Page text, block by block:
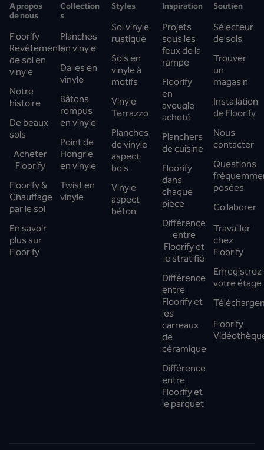
A propos
de nous
Floorify
Revêtements
de sol en
vinyle
Notre
histoire
De beaux
sols
Acheter
Floorify
Floorify &
Chauffage
par le sol
En savoir
plus sur
Floorify
Collection
s
Planches
en vinyle
Dalles en
vinyle
Bâtons
rompus
en vinyle
Point de
Hongrie
en vinyle
Twist en
vinyle
Styles
Sol vinyle
rustique
Sols en
vinyle à
motifs
Vinyle
Terrazzo
Planches
de vinyle
aspect
bois
Vinyle
aspect
béton
Inspiration
Projets
sous les
feux de la
rampe
Floorify
en
aveugle
acheté
Planchers
de cuisine
Floorify
dans
chaque
pièce
Différence
entre
Floorify et
le stratifié
Différence
entre
Floorify et
les
carreaux
de
céramique
Différence
entre
Floorify et
le parquet
Soutien
Sélecteur
de sols
Trouver
un
magasin
Installation
de Floorify
Nous
contacter
Questions
posées
Collaborer
Travailler
chez
Floorify
Enregistrez
votre étage
Floorify